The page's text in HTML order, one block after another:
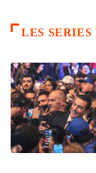
LES